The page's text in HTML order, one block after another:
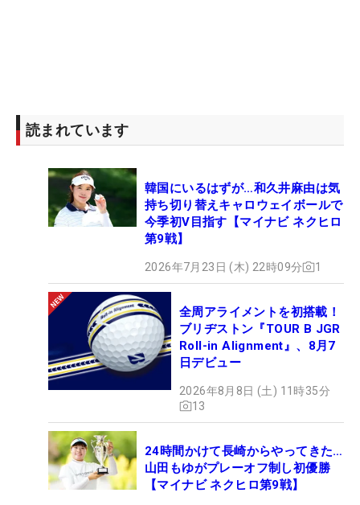
読まれています
韓国にいるはずが…和久井麻由は気
持ち切り替えキャロウェイボールで
今季初V目指す【マイナビ ネクヒロ
第9戦】
2026年7月23日 (木) 22時09分 1
全周アライメントを初搭載！
ブリヂストン『TOUR B JGR
Roll-in Alignment』、8月7
日デビュー
2026年8月8日 (土) 11時35分
13
24時間かけて長崎からやってきた…
山田もゆがプレーオフ制し初優勝
【マイナビ ネクヒロ第9戦】